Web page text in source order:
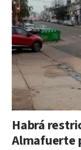
Habrá
Almafuerte